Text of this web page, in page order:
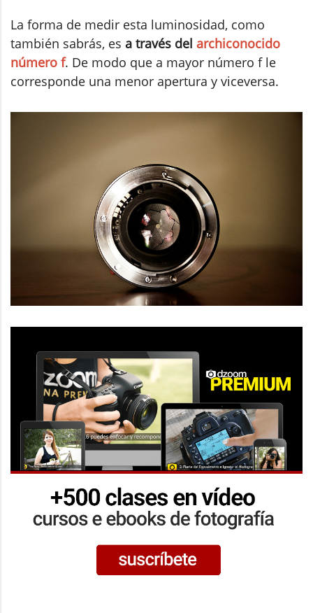
La forma de medir esta luminosidad, como
también sabrás, es a través del archiconocido
número f. De modo que a mayor número f le
corresponde una menor apertura y viceversa.